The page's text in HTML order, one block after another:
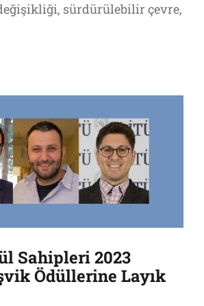
sürdürülebilir çevre,
Sahipleri 2023
Ödüllerine Layık